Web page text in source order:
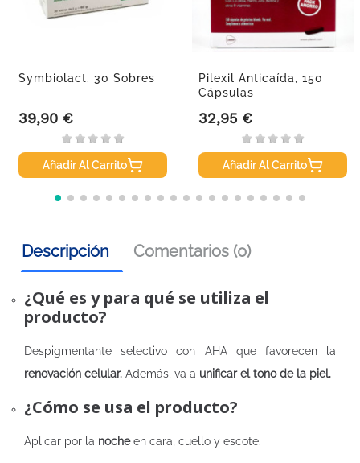
Symbiolact. 30 Sobres
Precio
39,90 €
Añadir Al Carrito
Pilexil Anticaída, 150
Cápsulas
Precio
32,95 €
Añadir Al Carrito
Descripción Comentarios (0)
¿Qué es y para qué se utiliza el
producto?
Despigmentante selectivo con AHA que favorecen la
renovación celular. Además, va a unificar el tono de la piel.
¿Cómo se usa el producto?
Aplicar por la nocheen cara, cuello y escote.